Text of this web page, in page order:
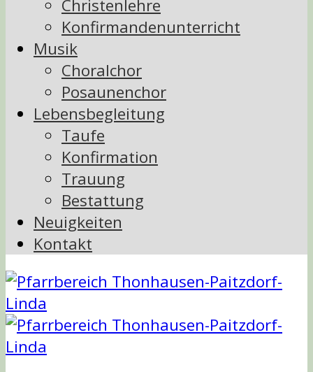
Christenlehre
Konfirmandenunterricht
Musik
Choralchor
Posaunenchor
Lebensbegleitung
Taufe
Konfirmation
Trauung
Bestattung
Neuigkeiten
Kontakt